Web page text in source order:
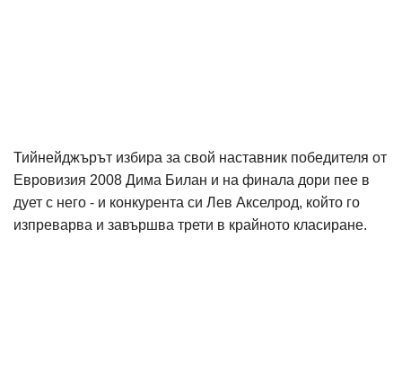
Тийнейджърът избира за свой наставник победителя от
Евровизия 2008 Дима Билан и на финала дори пее в
дует с него - и конкурента си Лев Акселрод, който го
изпреварва и завършва трети в крайното класиране.